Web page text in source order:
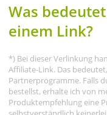
Was
einem Link?
*) Bei dieser Verlinkung
Affiliate-Link. Das
Partnerprogramme. Falls
bestellst, erhalte ich von
Produktempfehlung eine